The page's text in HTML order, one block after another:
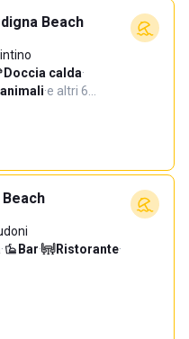
Beach
Doccia calda·
·e altri 6…
· Bar· Ristorante·